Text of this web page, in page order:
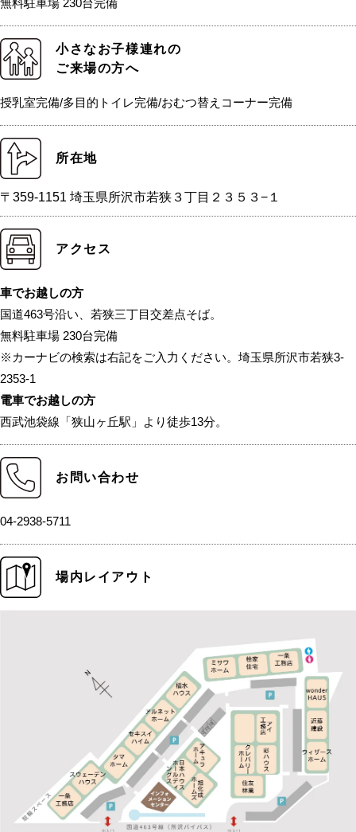
無料駐車場 230台完備
小さなお子様連れの
ご来場の方へ
授乳室完備/多目的トイレ完備/おむつ替えコーナー完備
所在地
〒359-1151 埼玉県所沢市若狭３丁目２３５３−１
アクセス
車でお越しの方
国道463号沿い、若狭三丁目交差点そば。
無料駐車場 230台完備
※カーナビの検索は右記をご入力ください。埼玉県所沢市若狭3-
2353-1
電車でお越しの方
西武池袋線「狭山ヶ丘駅」より徒歩13分。
お問い合わせ
04-2938-5711
場内レイアウト